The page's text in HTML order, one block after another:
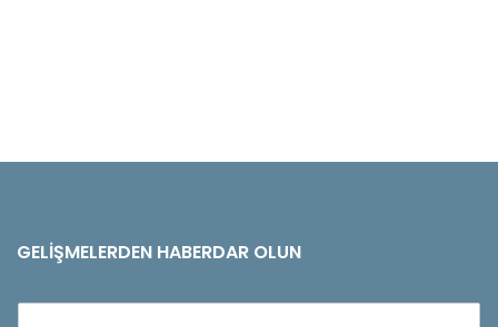
GELIŞMELERDEN HABERDAR OLUN